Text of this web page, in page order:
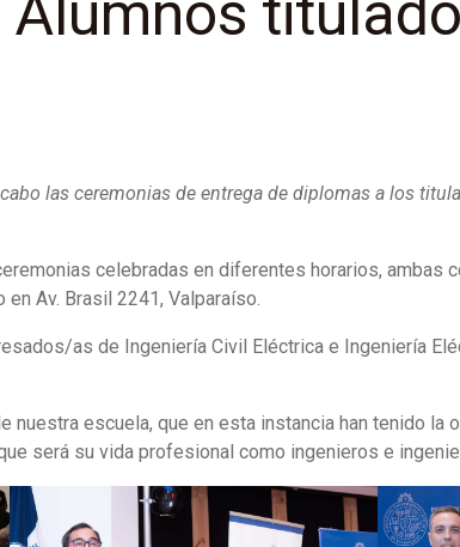
las ceremonias de entrega de diplomas a los
celebradas en diferentes horarios, ambas
Av. Brasil 2241, Valparaíso.
as de Ingeniería Civil Eléctrica e Ingeniería
escuela, que en esta instancia han tenido la
será su vida profesional como ingenieros e